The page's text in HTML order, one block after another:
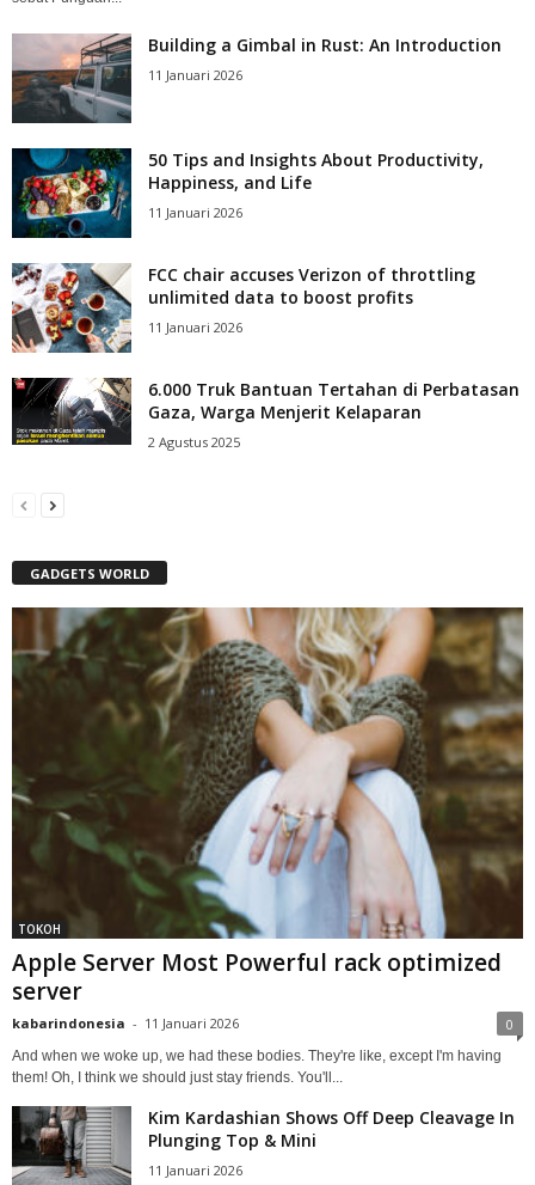
Building a Gimbal in Rust: An Introduction
11 Januari 2026
50 Tips and Insights About Productivity,
Happiness, and Life
11 Januari 2026
FCC chair accuses Verizon of throttling
unlimited data to boost profits
11 Januari 2026
6.000 Truk Bantuan Tertahan di Perbatasan
Gaza, Warga Menjerit Kelaparan
2 Agustus 2025
GADGETS WORLD
TOKOH
Apple Server Most Powerful rack optimized
server
kabarindonesia - 11 Januari 2026 0
And when we woke up, we had these bodies. They're like, except I'm having
them! Oh, I think we should just stay friends. You'll...
Kim Kardashian Shows Off Deep Cleavage In
Plunging Top & Mini
11 Januari 2026